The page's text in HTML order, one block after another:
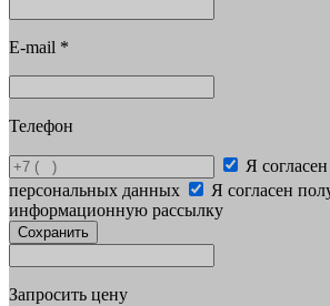
E-mail *
Телефон
Я
персональных данных
Я согласен
информационную рассылку
Сохранить
Запросить цену